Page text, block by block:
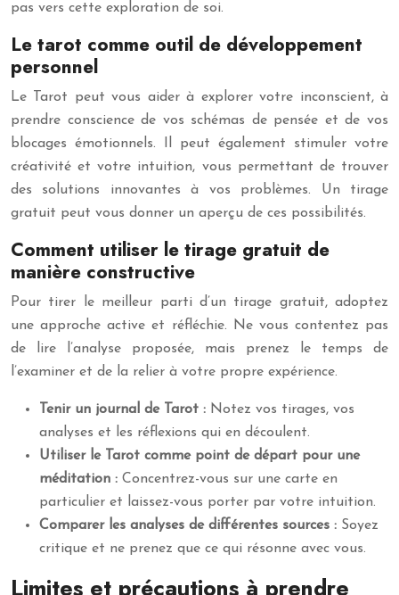
pas vers cette exploration de soi.
Le tarot comme outil de développement
personnel
Le Tarot peut vous aider à explorer votre inconscient, à
prendre conscience de vos schémas de pensée et de vos
blocages émotionnels. Il peut également stimuler votre
créativité et votre intuition, vous permettant de trouver
des solutions innovantes à vos problèmes. Un tirage
gratuit peut vous donner un aperçu de ces possibilités.
Comment utiliser le tirage gratuit de
manière constructive
Pour tirer le meilleur parti d’un tirage gratuit, adoptez
une approche active et réfléchie. Ne vous contentez pas
de lire l’analyse proposée, mais prenez le temps de
l’examiner et de la relier à votre propre expérience.
Tenir un journal de Tarot : Notez vos tirages, vos
analyses et les réflexions qui en découlent.
Utiliser le Tarot comme point de départ pour une
méditation : Concentrez-vous sur une carte en
particulier et laissez-vous porter par votre intuition.
Comparer les analyses de différentes sources : Soyez
critique et ne prenez que ce qui résonne avec vous.
Limites et précautions à prendre